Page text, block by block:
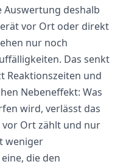
Auswertung deshalb
vor Ort oder direkt
nur noch
Das senkt
Reaktionszeiten und
Nebeneffekt: Was
wird, verlässt das
vor Ort zählt und nur
weniger
die den